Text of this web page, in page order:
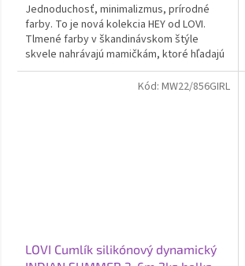
Jednoduchosť, minimalizmus, prírodné
farby. To je nová kolekcia HEY od LOVI.
Tlmené farby v škandinávskom štýle
skvele nahrávajú mamičkám, ktoré hľadajú
pre svoje deti tie...
LOVI Cumlík silikónový dynamický
Kód: MW22/856GIRL